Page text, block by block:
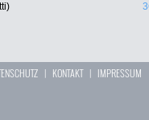
| KONTAKT| IMPRESSUM